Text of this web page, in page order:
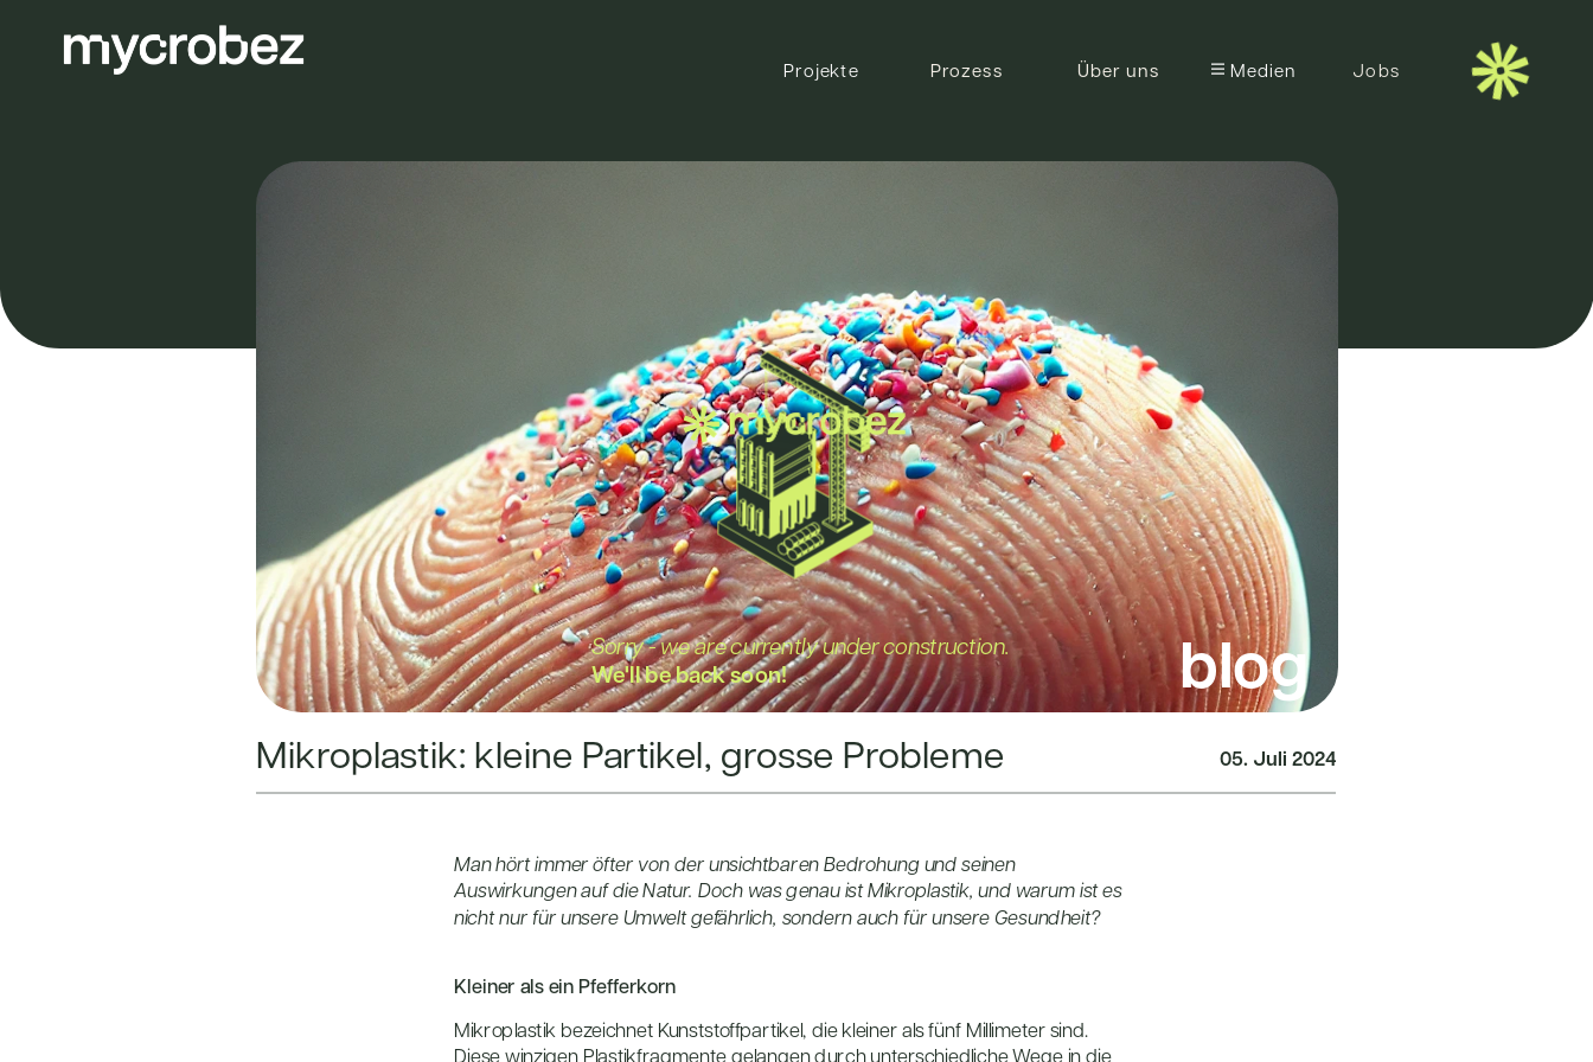
Jobs
Über uns
Prozess
blog
Medien
Medien
Projekte
Mikroplastik: kleine Partikel, grosse Probleme 05. Juli 2024
Man hört immer öfter von der unsichtbaren Bedrohung und seinen
Auswirkungen auf die Natur. Doch was genau ist Mikroplastik, und warum ist es
nicht nur für unsere Umwelt gefährlich, sondern auch für unsere Gesundheit?
Kleiner als ein Pfefferkorn
Mikroplastik bezeichnet Kunststoffpartikel, die kleiner als fünf Millimeter sind.
Diese winzigen Plastikfragmente gelangen durch unterschiedliche Wege in die
Sorry - we are currently under construction.
We'll be back soon!